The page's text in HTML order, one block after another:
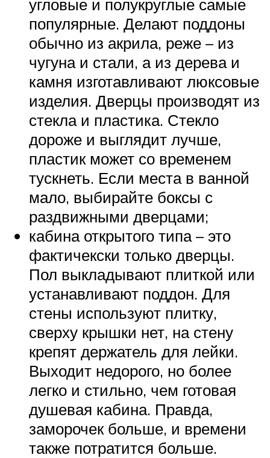
угловые и полукруглые самые
популярные. Делают поддоны
обычно из акрила, реже – из
чугуна и стали, а из дерева и
камня изготавливают люксовые
изделия. Дверцы производят из
стекла и пластика. Стекло
дороже и выглядит лучше,
пластик может со временем
тускнеть. Если места в ванной
мало, выбирайте боксы с
раздвижными дверцами;
кабина открытого типа – это
фактичекски только дверцы.
Пол выкладывают плиткой или
устанавливают поддон. Для
стены используют плитку,
сверху крышки нет, на стену
крепят держатель для лейки.
Выходит недорого, но более
легко и стильно, чем готовая
душевая кабина. Правда,
заморочек больше, и времени
также потратится больше.